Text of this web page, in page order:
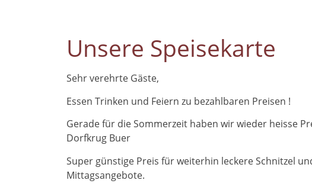
Unsere Speisekarte
Sehr verehrte Gäste,
Essen Trinken und Feiern zu bezahlbaren Preisen !
Gerade für die Sommerzeit haben wir wieder heisse
Dorfkrug Buer
Super günstige Preis für weiterhin leckere Schnitzel
Mittagsangebote.